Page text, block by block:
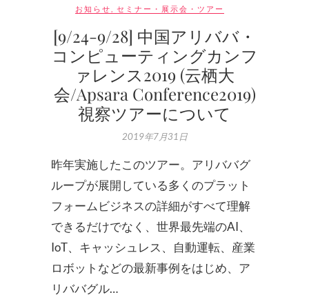
お知らせ セミナー・展示会・ツアー
[9/24-9/28] 中国アリババ・
コンピューティングカンフ
ァレンス2019 (云栖大
会/Apsara Conference2019)
視察ツアーについて
2019年7月31日
昨年実施したこのツアー。アリババグ
ループが展開している多くのプラット
フォームビジネスの詳細がすべて理解
できるだけでなく、世界最先端のAI、
IoT、キャッシュレス、自動運転、産業
ロボットなどの最新事例をはじめ、ア
リババグル…